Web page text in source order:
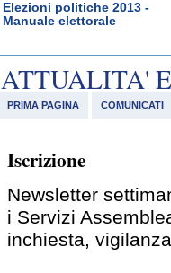
Elezioni politiche 2013 -
Manuale elettorale
ATTUALITA'
PRIMA PAGINA COMUNICATI
Iscrizione
Newsletter
i Servizi
inchiesta,